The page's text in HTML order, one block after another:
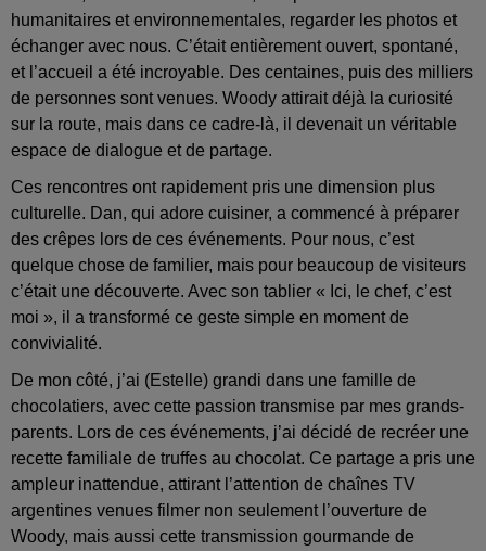
humanitaires et environnementales, regarder les photos et
échanger avec nous. C’était entièrement ouvert, spontané,
et l’accueil a été incroyable. Des centaines, puis des milliers
de personnes sont venues. Woody attirait déjà la curiosité
sur la route, mais dans ce cadre-là, il devenait un véritable
espace de dialogue et de partage.
Ces rencontres ont rapidement pris une dimension plus
culturelle. Dan, qui adore cuisiner, a commencé à préparer
des crêpes lors de ces événements. Pour nous, c’est
quelque chose de familier, mais pour beaucoup de visiteurs
c’était une découverte. Avec son tablier « Ici, le chef, c’est
moi », il a transformé ce geste simple en moment de
convivialité.
De mon côté, j’ai (Estelle) grandi dans une famille de
chocolatiers, avec cette passion transmise par mes grands-
parents. Lors de ces événements, j’ai décidé de recréer une
recette familiale de truffes au chocolat. Ce partage a pris une
ampleur inattendue, attirant l’attention de chaînes TV
argentines venues filmer non seulement l’ouverture de
Woody, mais aussi cette transmission gourmande de